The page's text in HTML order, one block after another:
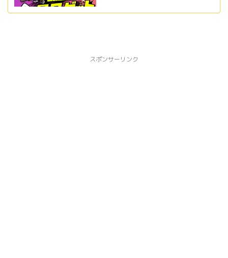
スポンサーリンク